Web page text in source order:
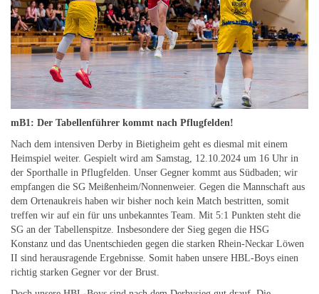
mB1: Der Tabellenführer kommt nach Pflugfelden!
Nach dem intensiven Derby in Bietigheim geht es diesmal mit einem
Heimspiel weiter. Gespielt wird am Samstag, 12.10.2024 um 16 Uhr in
der Sporthalle in Pflugfelden. Unser Gegner kommt aus Südbaden; wir
empfangen die SG Meißenheim/Nonnenweier. Gegen die Mannschaft aus
dem Ortenaukreis haben wir bisher noch kein Match bestritten, somit
treffen wir auf ein für uns unbekanntes Team. Mit 5:1 Punkten steht die
SG an der Tabellenspitze. Insbesondere der Sieg gegen die HSG
Konstanz und das Unentschieden gegen die starken Rhein-Neckar Löwen
II sind herausragende Ergebnisse. Somit haben unsere HBL-Boys einen
richtig starken Gegner vor der Brust.